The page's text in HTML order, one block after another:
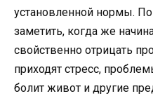
установленной нормы.
заметить, когда же
свойственно отрицать
приходят стресс,
болит живот и другие